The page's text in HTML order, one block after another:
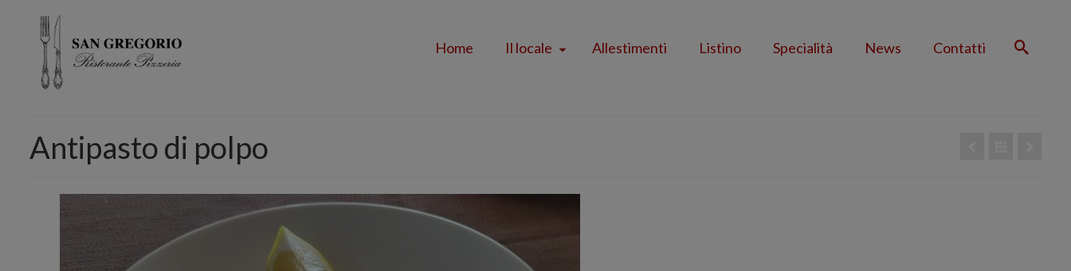
Home Il locale Allestimenti Listino Specialità News Contatti
Antipasto di polpo